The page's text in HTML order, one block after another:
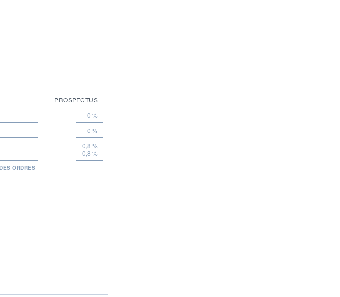
PROSPECTUS
0 %
0 %
0,8 %
0,8 %
ORDRES